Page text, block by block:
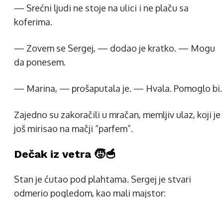
— Srećni ljudi ne stoje na ulici i ne plaču sa
koferima.
— Zovem se Sergej, — dodao je kratko. — Mogu
da ponesem.
— Marina, — prošaputala je. — Hvala. Pomoglo bi.
Zajedno su zakoračili u mračan, memljiv ulaz, koji je
još mirisao na mačji “parfem”.
Dečak iz vetra 🧒🥣
Stan je ćutao pod plahtama. Sergej je stvari
odmerio pogledom, kao mali majstor: